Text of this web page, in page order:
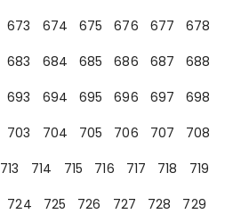
673 674 675 676 677
678
683 684 685 686 687
688
693 694 695 696 697
698
703 704 705 706 707
708
713 714 715 716 717 718
719
724 725 726 727 728
729